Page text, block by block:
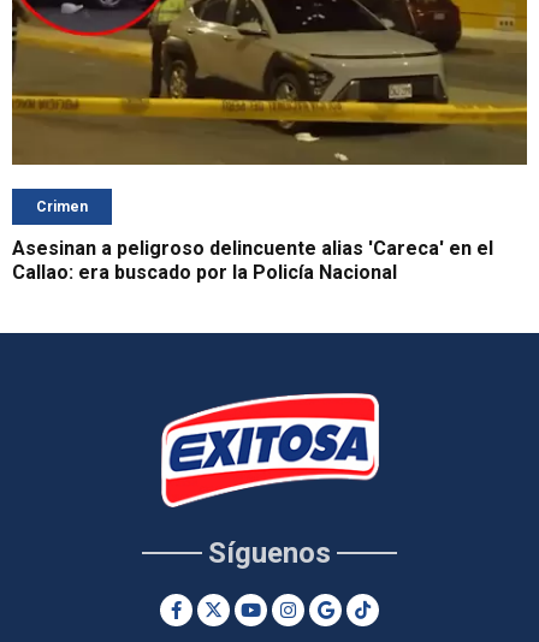
Crimen
Asesinan a peligroso delincuente alias 'Careca' en el
Callao: era buscado por la Policía Nacional
Síguenos